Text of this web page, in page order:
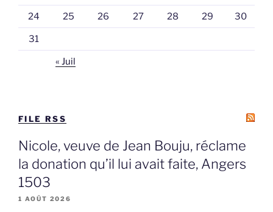
24 25 26 27 28 29 30
31
« Juil
FILE RSS
Nicole, veuve de Jean Bouju, réclame
la donation qu’il lui avait faite, Angers
1503
1 AOÛT 2026